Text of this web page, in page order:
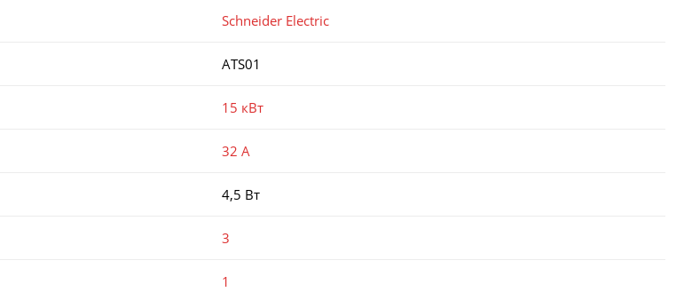
Schneider Electric
ATS01
15 кВт
32 А
4,5 Вт
3
1